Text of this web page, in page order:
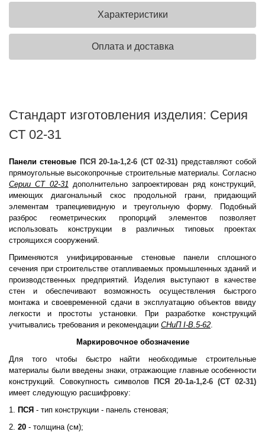
Характеристики
Оплата и доставка
Стандарт изготовления изделия: Серия
СТ 02-31
Панели стеновые ПСЯ 20-1а-1,2-6 (СТ 02-31) представляют собой
прямоугольные высокопрочные строительные материалы. Согласно
Серии СТ 02-31 дополнительно запроектирован ряд конструкций,
имеющих диагональный скос продольной грани, придающий
элементам трапециевидную и треугольную форму. Подобный
разброс геометрических пропорций элементов позволяет
использовать конструкции в различных типовых проектах
строящихся сооружений.
Применяются унифицированные стеновые панели сплошного
сечения при строительстве отапливаемых промышленных зданий и
производственных предприятий. Изделия выступают в качестве
стен и обеспечивают возможность осуществления быстрого
монтажа и своевременной сдачи в эксплуатацию объектов ввиду
легкости и простоты установки. При разработке конструкций
учитывались требования и рекомендации СНиП I-B.5-62.
Маркировочное обозначение
Для того чтобы быстро найти необходимые строительные
материалы были введены знаки, отражающие главные особенности
конструкций. Совокупность символов
ПСЯ 20-1а-1,2-6 (СТ 02-31)
имеет следующую расшифровку:
1. ПСЯ - тип конструкции - панель стеновая;
2. 20 - толщина (см);